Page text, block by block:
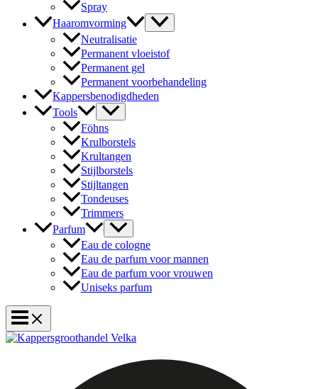
Spray
Haaromvorming
Neutralisatie
Permanent vloeistof
Permanent gel
Permanent voorbehandeling
Kappersbenodigdheden
Tools
Föhns
Krulborstels
Krultangen
Stijlborstels
Stijltangen
Tondeuses
Trimmers
Parfum
Eau de cologne
Eau de parfum voor mannen
Eau de parfum voor vrouwen
Uniseks parfum